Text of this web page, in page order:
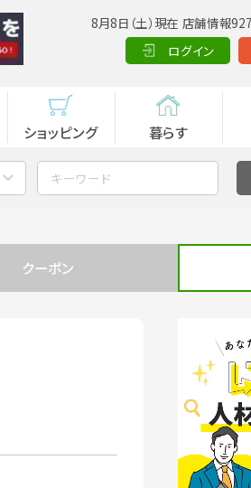
8月8日（土）現在 店舗情報
ログイン
ショッピング 暮らす
クーポン